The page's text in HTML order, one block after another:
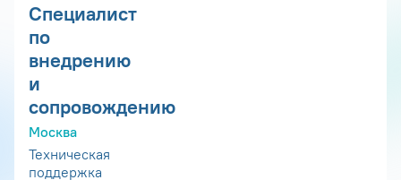
Специалист
по
внедрению
и
сопровождению
Москва
Техническая
поддержка